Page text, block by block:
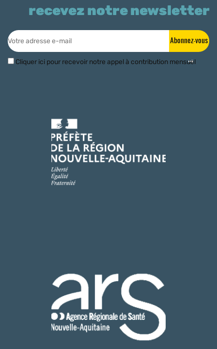
recevez notre newsletter
Abonnez-vous
Cliquer ici pour recevoir notre appel à contribution mensuel